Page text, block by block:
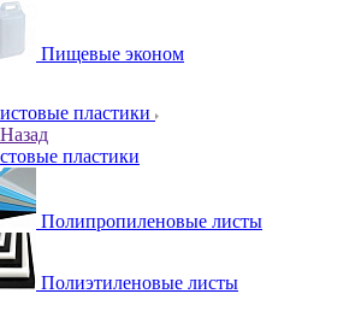
Пищевые эконом
пластики
Назад
пластики
Полипропиленовые листы
Полиэтиленовые листы